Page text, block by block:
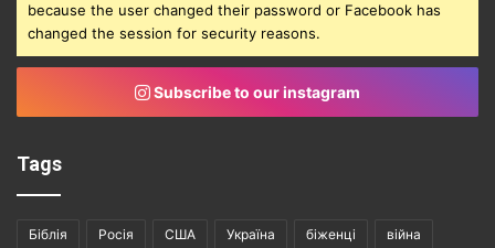
because the user changed their password or Facebook has
changed the session for security reasons.
Subscribe to our instagram
Tags
Біблія Росія США Україна біженці війна